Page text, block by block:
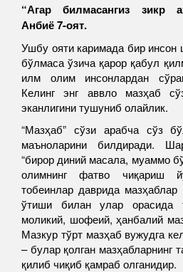
“Агар билмасангиз зикр
Анбиё 7-оят.
Ушбу ояти каримада бир
бўлмаса ўзича қарор қабул
илм олим инсонлардан
Келинг энг аввло мазҳаб
эканлигини тушуниб олайлик.
“Мазҳаб” сўзи арабча сўз
маъноларини билдиради.
“бирор диний масала, муаммо
олимнинг фатво чиқариш
тобеинлар даврида
ўтиши билан улар орасида
моликий, шофеий, ҳанбалий
Мазкур тўрт мазҳаб вужудга
– булар қолган мазҳабларнинг
қилиб чиқиб қамраб олганидир.